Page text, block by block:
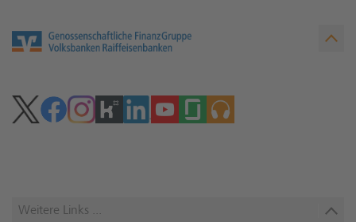
Weitere Links ...